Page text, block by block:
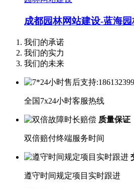
成都园林网站建设-蓝海
我们的承诺
我们的实力
我们的未来
全国7x24小时客服热线
质量保证
双倍赔付终端服务时间
遵守时间规定项目实时跟进